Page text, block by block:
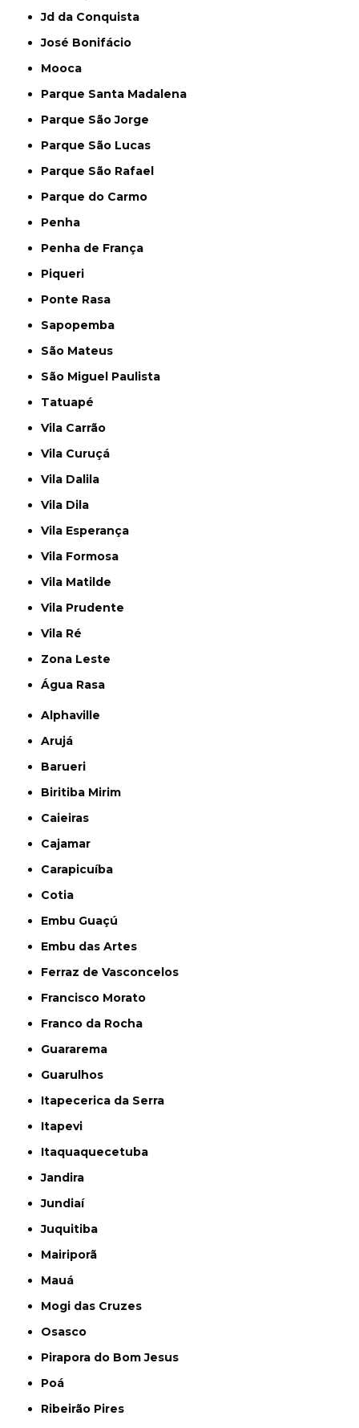
Jd da Conquista
José Bonifácio
Mooca
Parque Santa Madalena
Parque São Jorge
Parque São Lucas
Parque São Rafael
Parque do Carmo
Penha
Penha de França
Piqueri
Ponte Rasa
Sapopemba
São Mateus
São Miguel Paulista
Tatuapé
Vila Carrão
Vila Curuçá
Vila Dalila
Vila Dila
Vila Esperança
Vila Formosa
Vila Matilde
Vila Prudente
Vila Ré
Zona Leste
Água Rasa
Alphaville
Arujá
Barueri
Biritiba Mirim
Caieiras
Cajamar
Carapicuíba
Cotia
Embu Guaçú
Embu das Artes
Ferraz de Vasconcelos
Francisco Morato
Franco da Rocha
Guararema
Guarulhos
Itapecerica da Serra
Itapevi
Itaquaquecetuba
Jandira
Jundiaí
Juquitiba
Mairiporã
Mauá
Mogi das Cruzes
Osasco
Pirapora do Bom Jesus
Poá
Ribeirão Pires